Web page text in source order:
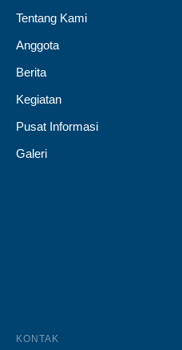
Tentang Kami
Anggota
Berita
Kegiatan
Pusat Informasi
Galeri
KONTAK